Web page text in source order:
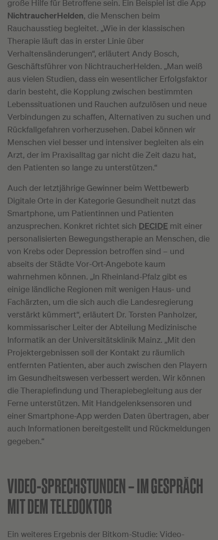
große Hilfe für Betroffene sein. Ein Beispiel ist die App
NichtraucherHelden, die Menschen beim
Rauchausstieg begleitet. „Wie in der klassischen
Therapie läuft das in erster Linie über
Verhaltensänderungen“, erläutert Andy Bosch,
Geschäftsführer von NichtraucherHelden. „Man weiß
aus vielen Studien, dass ein wesentlicher Erfolgsfaktor
darin besteht, die Kopplung zwischen bestimmten
Lebenssituationen und Rauchen aufzulösen und neue
Verbindungen zu schaffen, Alternativen zu suchen und
Rückfallgefahren vorherzusehen. Dabei können wir
Menschen viel besser und intensiver begleiten als ein
Arzt, der im Praxisalltag gar nicht die Zeit dazu hat,
den Patienten so lange zu unterstützen.“
Auch der letztjährige Gewinner beim Wettbewerb
Digitale Orte in der Kategorie Gesundheit nutzt das
Smartphone, um Patientinnen und Patienten
anzusprechen. Konkret richtet sich DECIDE mit einer
personalisierten Bewegungstherapie an Menschen, die
von Krebs oder Depression betroffen sind – und
abseits der Städte Vor-Ort-Angebote kaum
wahrnehmen können. „In Rheinland-Pfalz gibt es
einige ländliche Regionen mit wenigen Haus- und
Fachärzten, um die sich auch die Landesregierung
verstärkt kümmert“, erläutert Dr. Torsten Panholzer,
kommissarischer Leiter der Abteilung Medizinische
Informatik an der Universitätsklinik Mainz. „Mit den
Projektergebnissen soll der Kontakt zu räumlich
entfernten Patienten, aber auch zwischen den Playern
im Gesundheitswesen verbessert werden. Wir können
die Therapiefindung und Therapiebegleitung aus der
Ferne unterstützen. Mit Handgelenksensoren und
einer Smartphone-App werden Daten übertragen, aber
auch Informationen bereitgestellt und Rückmeldungen
gegeben.“
VIDEO-SPRECHSTUNDEN –IM GESPRÄCH
MIT DEM TELEDOKTOR
Ein weiteres Ergebnis der Bitkom-Studie: Video-